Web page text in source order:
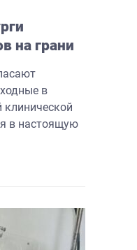
на грани
в
клинической
в настоящую